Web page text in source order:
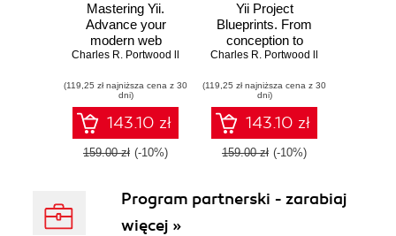
Mastering Yii.
Advance your
modern web
application
with Yii Framework
2
Charles R. Portwood ll
(119,25 zł najniższa cena z 30
dni)
143.10 zł
159.00 zł (-10%)
Yii Project
Blueprints. From
conception to
production, learn
real-world
applications with
the Yii framework
Charles R. Portwood ll
(119,25 zł najniższa cena z 30
dni)
143.10 zł
159.00 zł (-10%)
Program partnerski - zarabiaj
więcej »